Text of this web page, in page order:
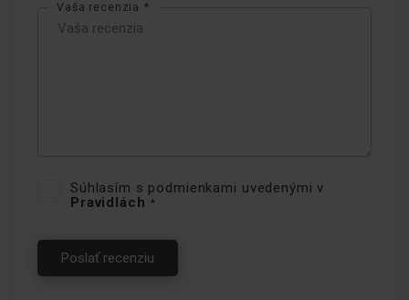
iným nádobám na varenie stabilnú oporu.
Vaša recenzia
Súhlasím s podmienkami uvedenými v
Pravidlách
Poslať recenziu